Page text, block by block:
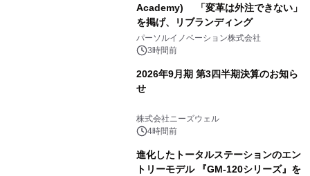
Academy) 「変革は外注できない」
を掲げ、リブランディング
パーソルイノベーション株式会社
3時間前
2026年9月期 第3四半期決算のお知ら
せ
株式会社ニーズウェル
4時間前
進化したトータルステーションのエン
トリーモデル 『GM-120シリーズ』を